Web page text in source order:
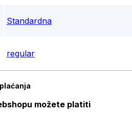
Standardna
regular
možete platiti